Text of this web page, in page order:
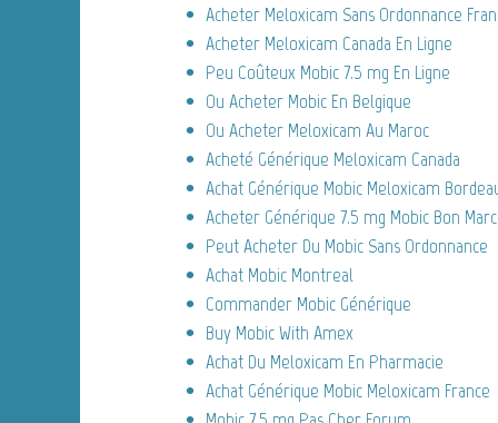
Acheter Meloxicam Sans Ordonnance
Acheter Meloxicam Canada En Ligne
Peu Coûteux Mobic 7.5 mg En Ligne
Ou Acheter Mobic En Belgique
Ou Acheter Meloxicam Au Maroc
Acheté Générique Meloxicam Canada
Achat Générique Mobic Meloxicam
Acheter Générique 7.5 mg Mobic Bon
Peut Acheter Du Mobic Sans Ordonnance
Achat Mobic Montreal
Commander Mobic Générique
Buy Mobic With Amex
Achat Du Meloxicam En Pharmacie
Achat Générique Mobic Meloxicam France